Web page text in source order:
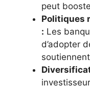
peut
Politiques
: Les
d’adopter